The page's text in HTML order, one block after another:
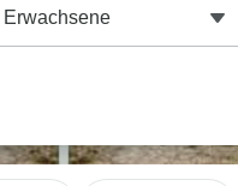
Erwachsene